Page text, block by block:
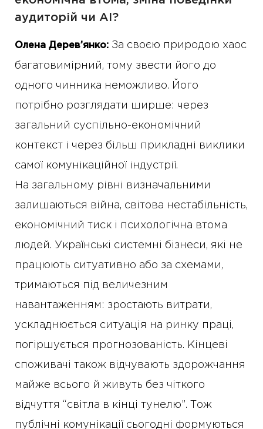
аудиторій чи AI?
Олена Дерев’янко: За своєю природою хаос
багатовимірний, тому звести його до
одного чинника неможливо. Його
потрібно розглядати ширше: через
загальний суспільно-економічний
контекст і через більш прикладні виклики
самої комунікаційної індустрії.
На загальному рівні визначальними
залишаються війна, світова нестабільність,
економічний тиск і психологічна втома
людей. Українські системні бізнеси, які не
працюють ситуативно або за схемами,
тримаються під величезним
навантаженням: зростають витрати,
ускладнюється ситуація на ринку праці,
погіршується прогнозованість. Кінцеві
споживачі також відчувають здорожчання
майже всього й живуть без чіткого
відчуття “світла в кінці тунелю”. Тож
публічні комунікації сьогодні формуються